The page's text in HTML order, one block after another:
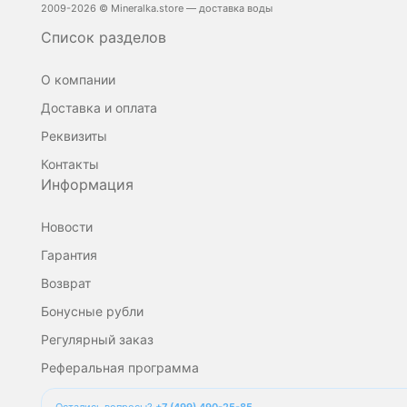
продукции может привести к
ухудшению здоровья
ELEMENT_ID=32295
2009-2026 © Mineralka.store — доставка воды
Список разделов
О компании
Доставка и оплата
Реквизиты
Контакты
Информация
Новости
Гарантия
Возврат
Бонусные рубли
Регулярный заказ
Реферальная программа